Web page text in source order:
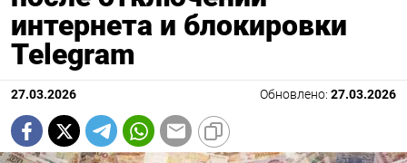
интернета и блокировки
Telegram
27.03.2026 Обновлено: 27.03.2026